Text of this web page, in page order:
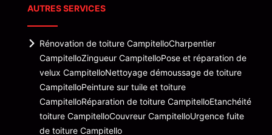
AUTRES SERVICES
Rénovation de toiture CampitelloCharpentier
CampitelloZingueur CampitelloPose et réparation de
velux CampitelloNettoyage démoussage de toiture
CampitelloPeinture sur tuile et toiture
CampitelloRéparation de toiture CampitelloEtanchéité
toiture CampitelloCouvreur CampitelloUrgence fuite
de toiture Campitello